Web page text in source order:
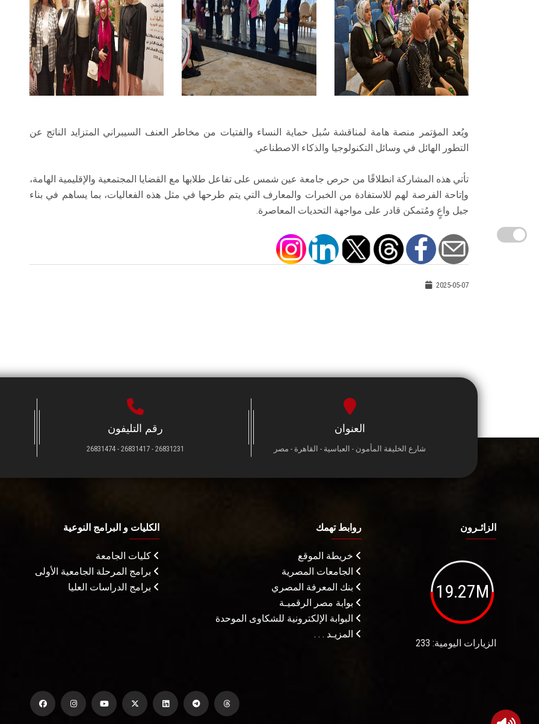
ويُعد المؤتمر منصة هامة لمناقشة سُبل حماية النساء والفتيات من مخاطر العنف السيبراني المتزايد الناتج عن
التطور الهائل في وسائل التكنولوجيا والذكاء الاصطناعي.
تأتي هذه المشاركة انطلاقًا من حرص جامعة عين شمس على تفاعل طلابها مع القضايا المجتمعية والإقليمية الهامة،
وإتاحة الفرصة لهم للاستفادة من الخبرات والمعارف التي يتم طرحها في مثل هذه الفعاليات، بما يساهم في بناء
جيل واعٍ ومُتمكن قادر على مواجهة التحديات المعاصرة.
2025-05-07
العنوان
شارع الخليفة المأمون - العباسية - القاهرة - مصر
رقم التليفون
26831231 - 26831417 - 26831474
الزائـرون
19.27M
الزيارات اليومية: 233
روابط تهمك
خريطة الموقع
الجامعات المصرية
بنك المعرفة المصري
بوابة مصر الرقميـة
البوابة الإلكترونية للشكاوى الموحدة
المزيـد . . .
الكليات و البرامج النوعية
كليات الجامعة
برامج المرحلة الجامعية الأولى
برامج الدراسات العليا